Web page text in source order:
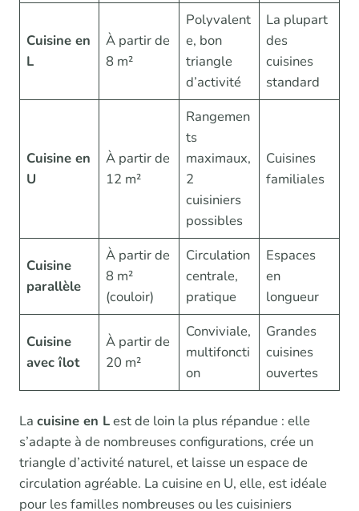
Cuisine en
L
À partir de
8 m²
Polyvalent
e, bon
triangle
d’activité
La plupart
des
cuisines
standard
Cuisine en
U
À partir de
12 m²
Rangemen
ts
maximaux,
2
cuisiniers
possibles
Cuisines
familiales
Cuisine
parallèle
À partir de
8 m²
(couloir)
Circulation
centrale,
pratique
Espaces
en
longueur
Cuisine
avec îlot
À partir de
20 m²
Conviviale,
multifoncti
on
Grandes
cuisines
ouvertes
La cuisine en Lest de loin la plus répandue : elle
s’adapte à de nombreuses configurations, crée un
triangle d’activité naturel, et laisse un espace de
circulation agréable. La cuisine en U, elle, est idéale
pour les familles nombreuses ou les cuisiniers